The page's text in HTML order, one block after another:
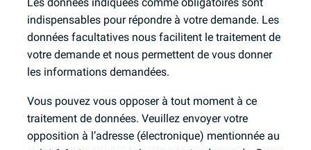
Les données indiquées comme obligatoires sont
indispensables pour répondre à votre demande. Les
données facultatives nous facilitent le traitement de
votre demande et nous permettent de vous donner
les informations demandées.
Vous pouvez vous opposer à tout moment à ce
traitement de données. Veuillez envoyer votre
opposition à l’adresse (électronique) mentionnée au